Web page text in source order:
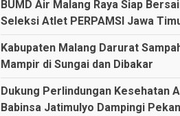
BUMD Air Malang Raya Siap
Seleksi Atlet PERPAMSI Jawa
Kabupaten Malang Darurat
Mampir di Sungai dan Dibakar
Dukung Perlindungan Kesehatan
Babinsa Jatimulyo Dampingi